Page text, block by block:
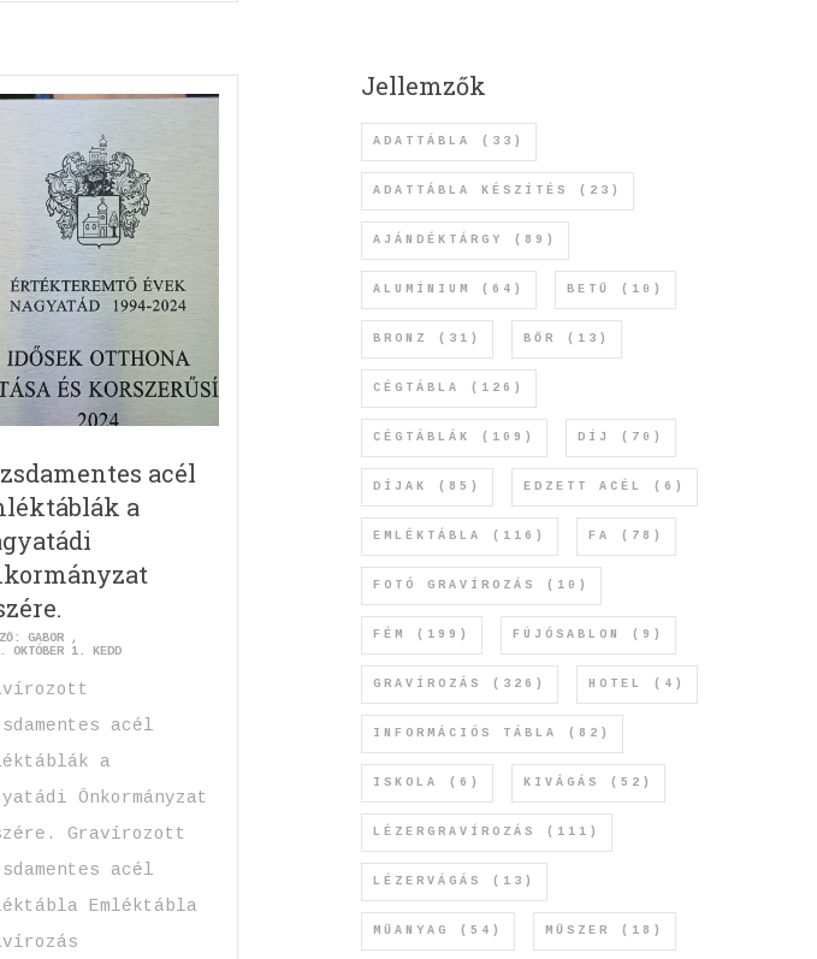
acél
a
GABOR
OKTÓBER 1. KEDD
acél
a
Önkormányzat
Gravírozott
acél
Emléktábla
Jellemzők
ADATTÁBLA (33)
ADATTÁBLA KÉSZÍTÉS (23)
AJÁNDÉKTÁRGY (89)
ALUMÍNIUM (64) BETŰ (10)
BRONZ (31) BŐR (13)
CÉGTÁBLA (126)
CÉGTÁBLÁK (109) DÍJ (70)
DÍJAK (85) EDZETT ACÉL (6)
EMLÉKTÁBLA (116) FA (78)
FOTÓ GRAVÍROZÁS (10)
FÉM (199) FÚJÓSABLON (9)
GRAVÍROZÁS (326) HOTEL (4)
INFORMÁCIÓS TÁBLA (82)
ISKOLA (6) KIVÁGÁS (52)
LÉZERGRAVÍROZÁS (111)
LÉZERVÁGÁS (13)
MŰANYAG (54) MŰSZER (18)